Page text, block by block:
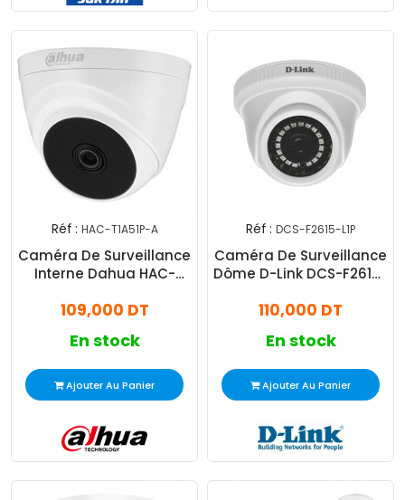
Réf : HAC-T1A51P-A
Caméra De Surveillance
Interne Dahua HAC-
Blanc
109,000 DT
En stock
Ajouter Au Panier
Réf : DCS-F2615-L1P
Caméra De Surveillance
Dôme D-Link DCS-F2615-
110,000 DT
En stock
Ajouter Au Panier